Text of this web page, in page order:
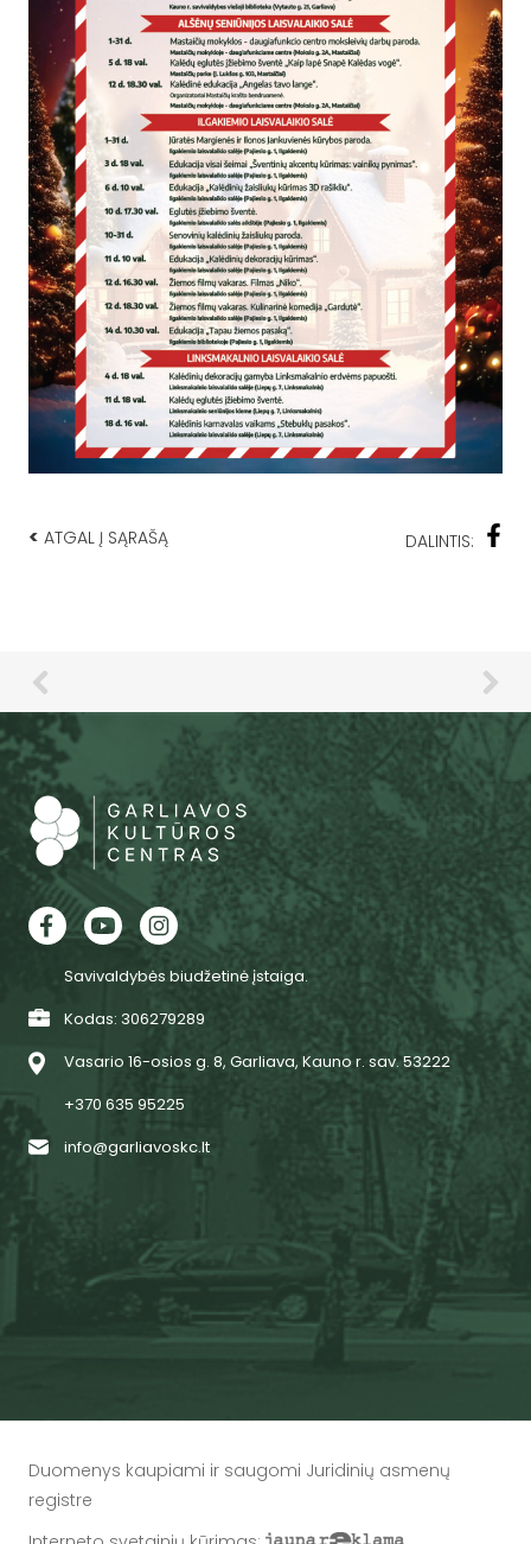
< ATGAL Į SĄRAŠĄ DALINTIS:
Savivaldybės biudžetinė įstaiga.
Kodas: 306279289
Vasario 16-osios g. 8, Garliava, Kauno r. sav. 53222
+370 635 95225
info@garliavoskc.lt
Duomenys kaupiami ir saugomi Juridinių asmenų
registre